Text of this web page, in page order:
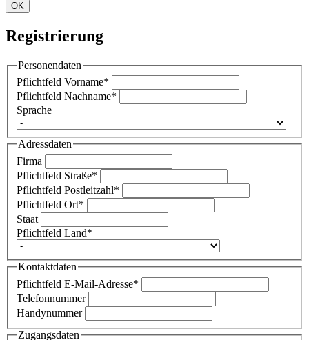
OK
Registrierung
Personendaten
Pflichtfeld Vorname*
Pflichtfeld Nachname*
Sprache
Adressdaten
Firma
Pflichtfeld Straße*
Pflichtfeld Postleitzahl*
Pflichtfeld Ort*
Staat
Pflichtfeld Land*
Kontaktdaten
Pflichtfeld E-Mail-Adresse*
Telefonnummer
Handynummer
Zugangsdaten